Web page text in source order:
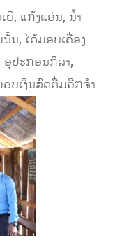
, ແກ້ງແອ່ນ, ນໍ້າ
ນ, ໄດ້ມອບເຄື່ອງ
ອຸປະກອນກິລາ,
ອບເງິນສົດຕື່ມອີກຈໍາ